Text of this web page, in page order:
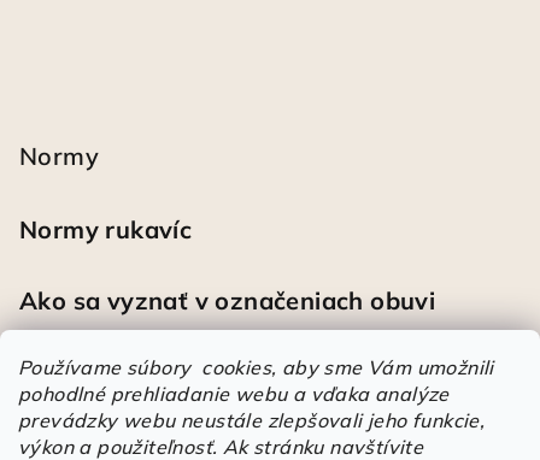
Používame súbory cookies, aby sme Vám umožnili
pohodlné prehliadanie webu a vďaka analýze
prevádzky webu neustále zlepšovali jeho funkcie,
výkon a použiteľnosť. Ak stránku navštívite
Normy
Normy rukavíc
Ako sa vyznať v označeniach obuvi
Heureka